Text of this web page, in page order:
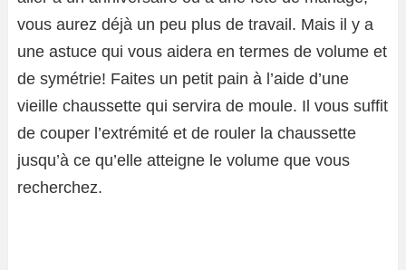
vous aurez déjà un peu plus de travail. Mais il y a
une astuce qui vous aidera en termes de volume et
de symétrie! Faites un petit pain à l’aide d’une
vieille chaussette qui servira de moule. Il vous suffit
de couper l’extrémité et de rouler la chaussette
jusqu’à ce qu’elle atteigne le volume que vous
recherchez.